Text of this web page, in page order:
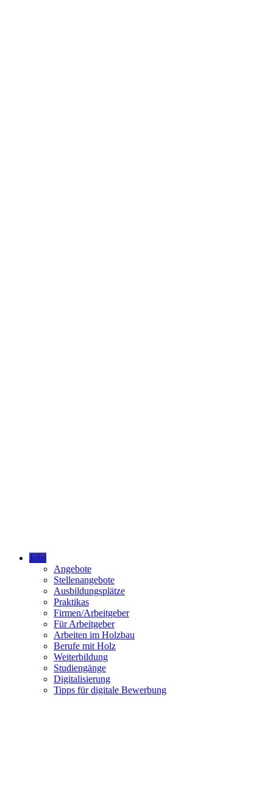
Jobs
Angebote
Stellenangebote
Ausbildungsplätze
Praktikas
Firmen/Arbeitgeber
Für Arbeitgeber
Arbeiten im Holzbau
Berufe mit Holz
Weiterbildung
Studiengänge
Digitalisierung
Tipps für digitale Bewerbung